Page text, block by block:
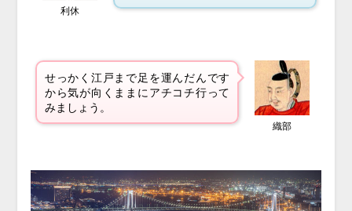
利休
せっかく江戸まで足を運んだんです
から気が向くままにアチコチ行って
みましょう。
織部